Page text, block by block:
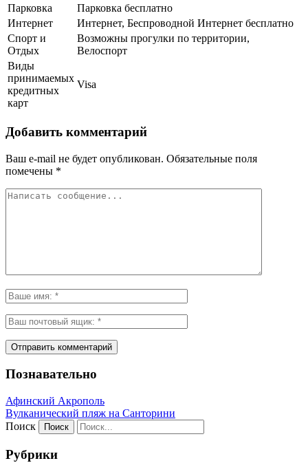
Парковка
Парковка бесплатно
Интернет
Интернет, Беспроводной Интернет бесплатно
Спорт и
Отдых
Возможны прогулки по территории,
Велоспорт
Виды
принимаемых
кредитных
карт
Visa
Добавить комментарий
Ваш e-mail не будет опубликован. Обязательные поля
помечены *
Познавательно
Афинский Акрополь
Вулканический пляж на Санторини
Поиск
Рубрики